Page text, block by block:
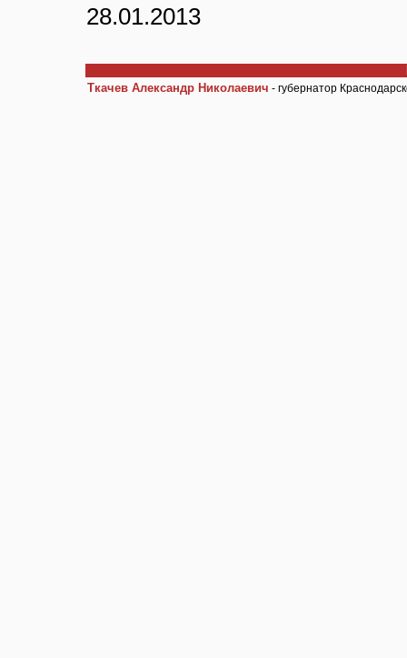
28.01.2013
Ткачев Александр Николаевич - губернатор